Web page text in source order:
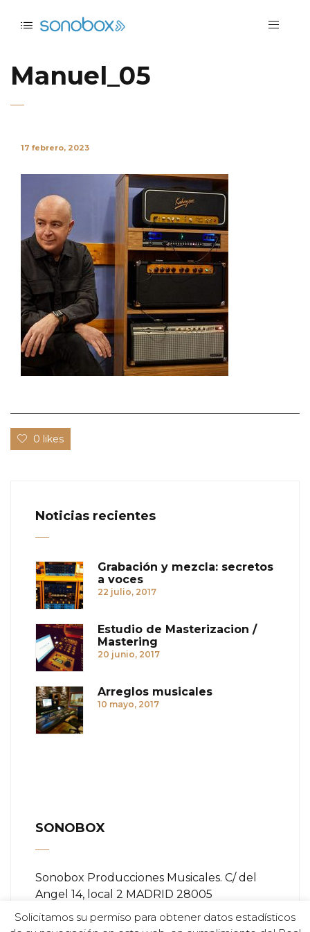
Manuel_05
17 febrero, 2023
0 likes
Noticias recientes
Grabación y mezcla: secretos
a voces
22 julio, 2017
Estudio de Masterizacion /
Mastering
20 junio, 2017
Arreglos musicales
10 mayo, 2017
SONOBOX
Sonobox Producciones Musicales. C/ del
Angel 14, local 2 MADRID 28005
Teléfono:+ (34) 91 366 84 11
Solicitamos su permiso para obtener datos estadísticos